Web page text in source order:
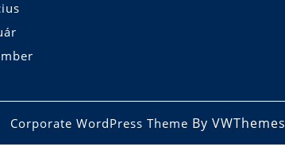
Corporate WordPress Theme By VWThemes